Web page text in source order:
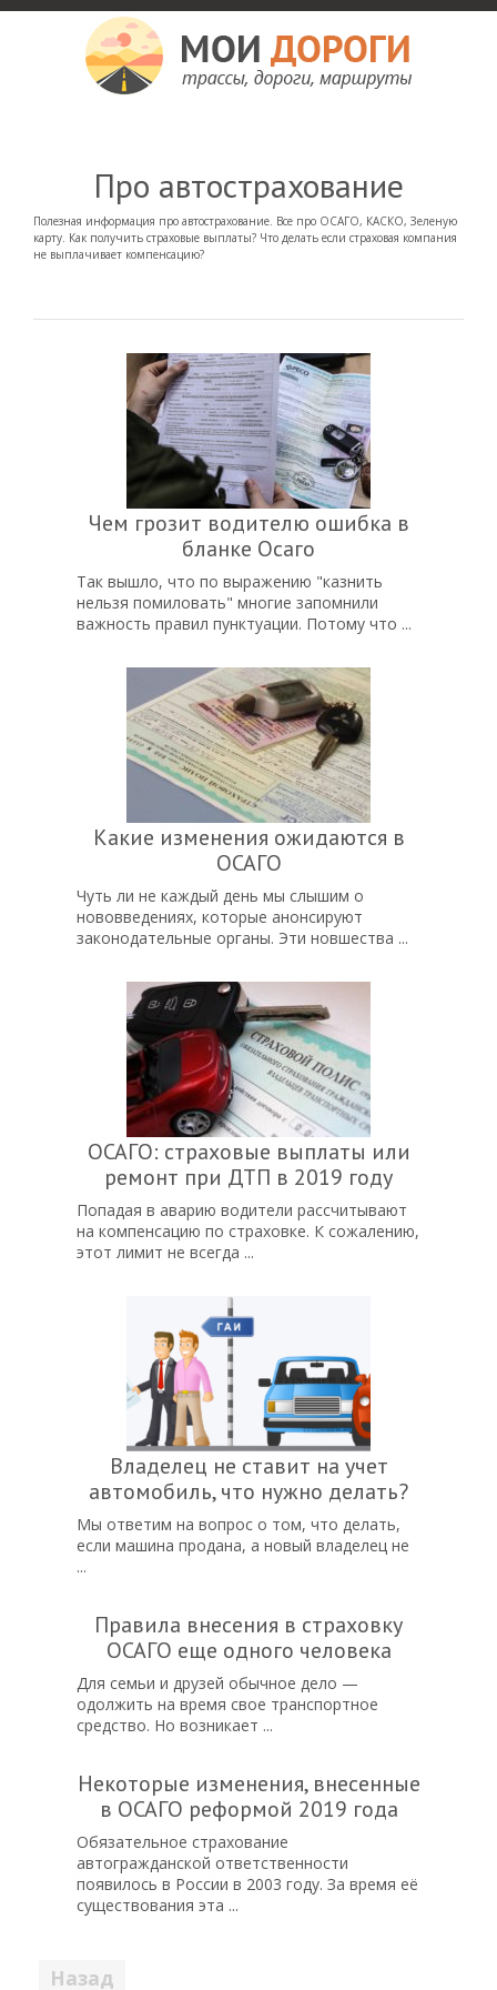
Про автострахование
Полезная информация про автострахование. Все про ОСАГО, КАСКО, Зеленую
карту. Как получить страховые выплаты? Что делать если страховая компания
не выплачивает компенсацию?
Чем грозит водителю ошибка в
бланке Осаго
Так вышло, что по выражению "казнить
нельзя помиловать" многие запомнили
важность правил пунктуации. Потому что ...
Какие изменения ожидаются в
ОСАГО
Чуть ли не каждый день мы слышим о
нововведениях, которые анонсируют
законодательные органы. Эти новшества ...
ОСАГО: страховые выплаты или
ремонт при ДТП в 2019 году
Попадая в аварию водители рассчитывают
на компенсацию по страховке. К сожалению,
этот лимит не всегда ...
Владелец не ставит на учет
автомобиль, что нужно делать?
Мы ответим на вопрос о том, что делать,
если машина продана, а новый владелец не
...
Правила внесения в страховку
ОСАГО еще одного человека
Для семьи и друзей обычное дело —
одолжить на время свое транспортное
средство. Но возникает ...
Некоторые изменения, внесенные
в ОСАГО реформой 2019 года
Обязательное страхование
автогражданской ответственности
появилось в России в 2003 году. За время её
существования эта ...
записей